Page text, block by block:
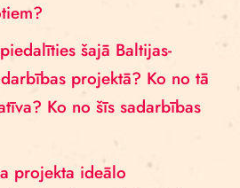
šajā Baltijas-
projektā? Ko no tā
Ko no šīs sadarbības
projekta ideālo